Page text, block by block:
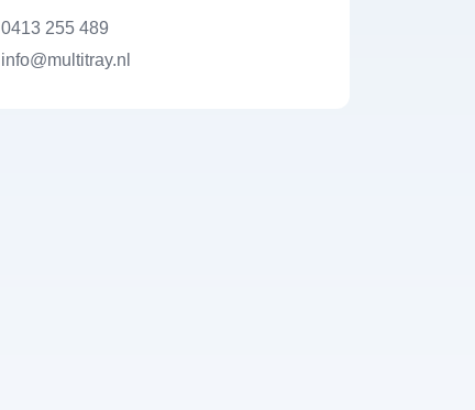
0413 255 489
info@multitray.nl